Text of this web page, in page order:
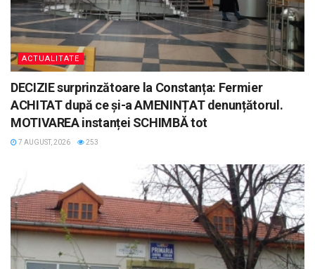
ACTUALITATE
DECIZIE surprinzătoare la Constanța: Fermier
ACHITAT după ce și-a AMENINȚAT denunțătorul.
MOTIVAREA instanței SCHIMBĂ tot
7 AUGUST, 2026 253